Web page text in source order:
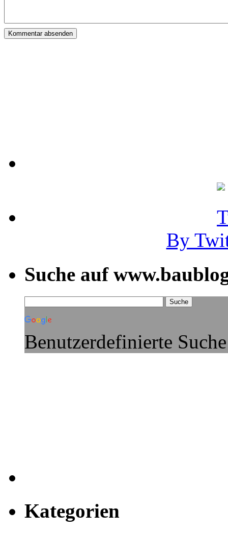
By
Suche auf
Benutzerdefinierte Suche
Kategorien